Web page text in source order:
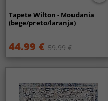
Tapete Wilton - Moudania
(bege/preto/laranja)
44.99 € 59.99 €